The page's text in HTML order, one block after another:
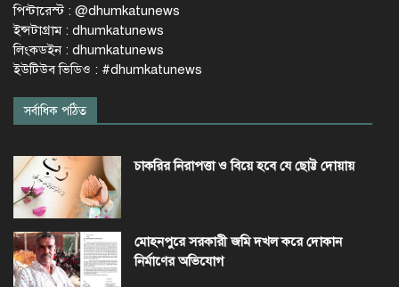
পিন্টারেস্ট : @dhumkatunews
ইন্সটাগ্রাম : dhumkatunews
লিংকডইন : dhumkatunews
ইউটিউব ভিডিও : #dhumkatunews
সর্বাধিক পঠিত
চাকরির নিরাপত্তা ও বিয়ে হবে যে ছোট্ট দোয়ায়
মোহনপুরে সরকারী জমি দখল করে দোকান
নির্মাণের অভিযোগ